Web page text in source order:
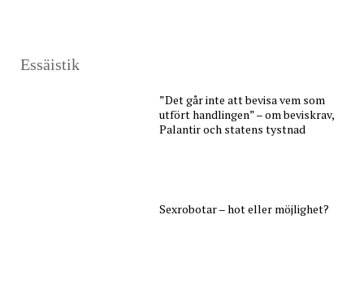
Essäistik
”Det går inte att bevisa vem som
utfört handlingen” – om beviskrav,
Palantir och statens tystnad
Sexrobotar – hot eller möjlighet?